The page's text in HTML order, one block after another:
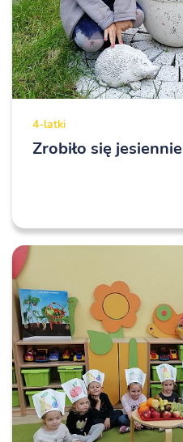
4-latki
Zrobiło się jesiennie